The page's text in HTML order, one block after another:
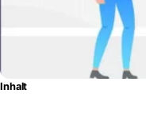
Inhalt